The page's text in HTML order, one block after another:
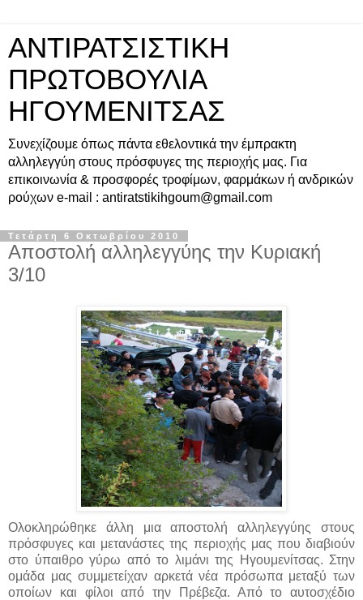
ΑΝΤΙΡΑΤΣΙΣΤΙΚΗ
ΠΡΩΤΟΒΟΥΛΙΑ
ΗΓΟΥΜΕΝΙΤΣΑΣ
Συνεχίζουμε όπως πάντα εθελοντικά την έμπρακτη
αλληλεγγύη στους πρόσφυγες της περιοχής μας. Για
επικοινωνία & προσφορές τροφίμων, φαρμάκων ή ανδρικών
ρούχων e-mail : antiratstikihgoum@gmail.com
Τετάρτη 6 Οκτωβρίου 2010
Αποστολή αλληλεγγύης την Κυριακή
3/10
Ολοκληρώθηκε άλλη μια αποστολή αλληλεγγύης στους
πρόσφυγες και μετανάστες της περιοχής μας που διαβιούν
στο ύπαιθρο γύρω από το λιμάνι της Ηγουμενίτσας. Στην
ομάδα μας συμμετείχαν αρκετά νέα πρόσωπα μεταξύ των
οποίων και φίλοι από την Πρέβεζα. Από το αυτοσχέδιο